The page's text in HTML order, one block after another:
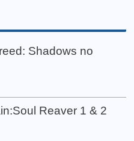
Shadows no
Reaver 1 & 2